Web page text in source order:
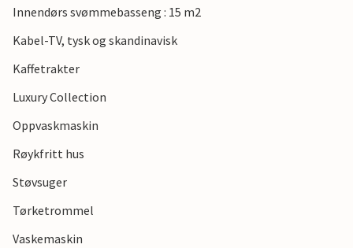
Innendørs svømmebasseng : 15 m2
Kabel-TV, tysk og skandinavisk
Kaffetrakter
Luxury Collection
Oppvaskmaskin
Røykfritt hus
Støvsuger
Tørketrommel
Vaskemaskin